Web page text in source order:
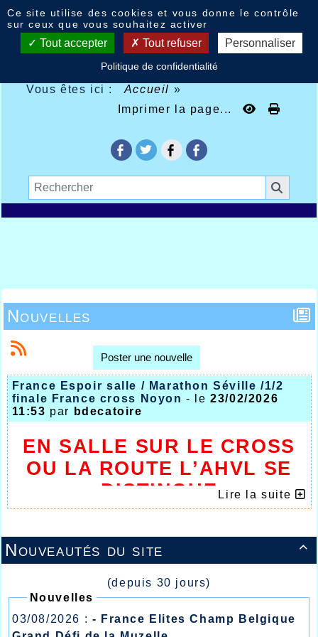
Vous êtes ici : Accueil »
Imprimer la page...

Nouveautés du site
(depuis 30 jours)
Nouvelles
03/08/2026 : - France Elites Champ Belgique
Nouvelles
Poster une nouvelle
France Espoir salle / Marathon Séville /1/2
finale France cross Noyon - le23/02/2026
11:53 par bdecatoire
EN SALLE SUR LE CROSS
OU LA ROUTE L’AHVL SE
DISTINGUE Lire la suite
Ce site utilise des cookies et vous donne le contrôle
sur ceux que vous souhaitez activer
Tout accepter Tout refuser Personnaliser
Politique de confidentialité